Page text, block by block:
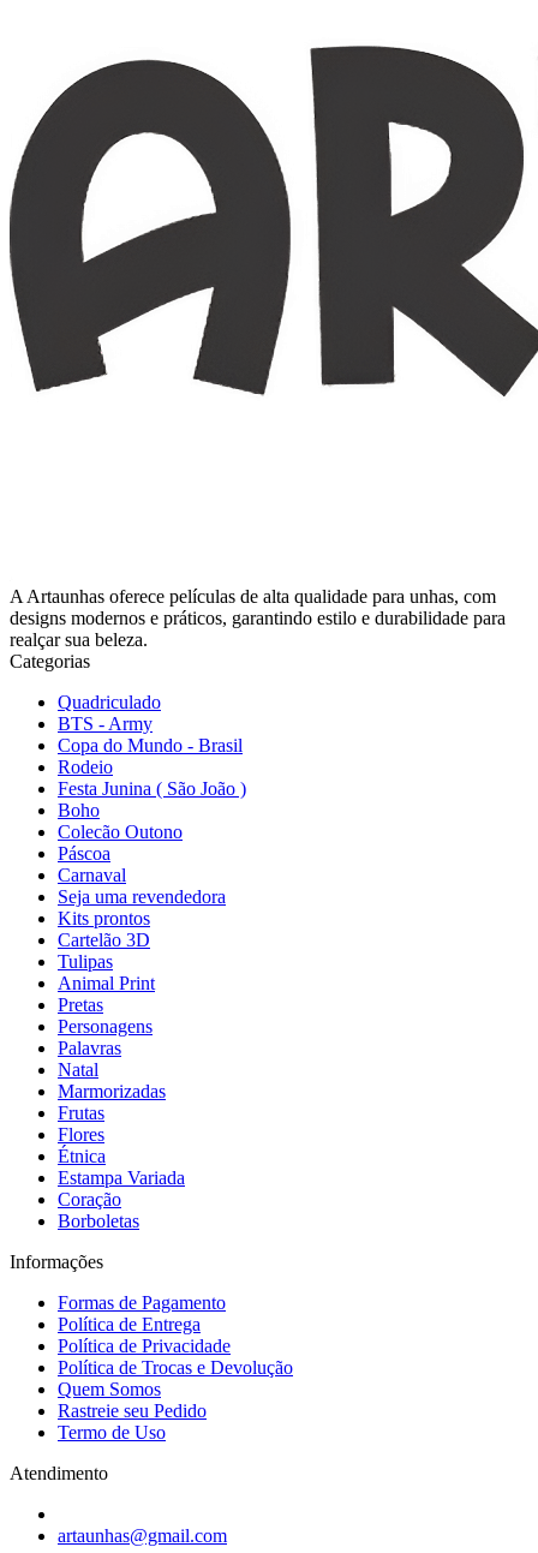
A Artaunhas oferece películas de alta qualidade para unhas, com
designs modernos e práticos, garantindo estilo e durabilidade para
realçar sua beleza.
Categorias
Quadriculado
BTS - Army
Copa do Mundo - Brasil
Rodeio
Festa Junina ( São João )
Boho
Colecão Outono
Páscoa
Carnaval
Seja uma revendedora
Kits prontos
Cartelão 3D
Tulipas
Animal Print
Pretas
Personagens
Palavras
Natal
Marmorizadas
Frutas
Flores
Étnica
Estampa Variada
Coração
Borboletas
Informações
Formas de Pagamento
Política de Entrega
Política de Privacidade
Política de Trocas e Devolução
Quem Somos
Rastreie seu Pedido
Termo de Uso
Atendimento
artaunhas@gmail.com